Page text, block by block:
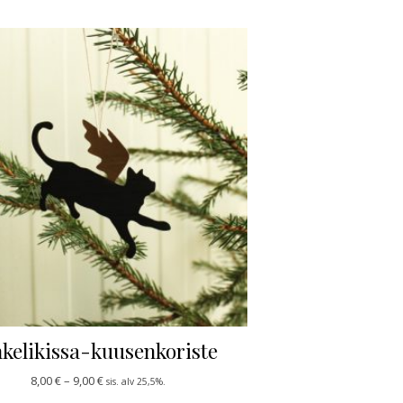
kuusenkoriste
8,00€– 9,00€Hintaluokka: 8,00 € - 9,00 €
sis. alv 25,5%.